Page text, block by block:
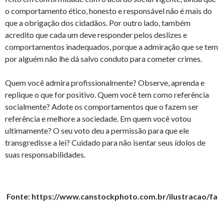
o comportamento ético, honesto e responsável não é mais do
que a obrigação dos cidadãos. Por outro lado, também
acredito que cada um deve responder pelos deslizes e
comportamentos inadequados, porque a admiração que se tem
por alguém não lhe dá salvo conduto para cometer crimes.
Quem você admira profissionalmente? Observe, aprenda e
replique o que for positivo. Quem você tem como referência
socialmente? Adote os comportamentos que o fazem ser
referência e melhore a sociedade. Em quem você votou
ultimamente? O seu voto deu a permissão para que ele
transgredisse a lei? Cuidado para não isentar seus ídolos de
suas responsabilidades.
Fonte: https://www.canstockphoto.com.br/ilustracao/fa